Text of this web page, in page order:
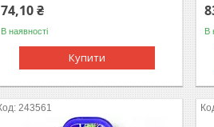
74,10 ₴
В наявності
Купити
В
243561